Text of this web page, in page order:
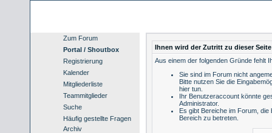
Zum Forum
Portal / Shoutbox
Registrierung
Kalender
Mitgliederliste
Teammitglieder
Suche
Häufig gestellte Fragen
Archiv
Ihnen wird der Zutritt zu dieser
Aus einem der folgenden Gründe fehlt
Sie sind im Forum nicht
Bitte nutzen Sie die
hier tun
Ihr Benutzeraccount könnte
Administrator.
Es gibt Bereiche im Forum,
Bereich zu betreten.